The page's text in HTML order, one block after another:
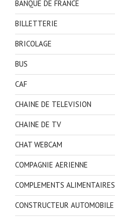
BANQUE DE FRANCE
BILLETTERIE
BRICOLAGE
BUS
CAF
CHAINE DE TELEVISION
CHAINE DE TV
CHAT WEBCAM
COMPAGNIE AERIENNE
COMPLEMENTS ALIMENTAIRES
CONSTRUCTEUR AUTOMOBILE